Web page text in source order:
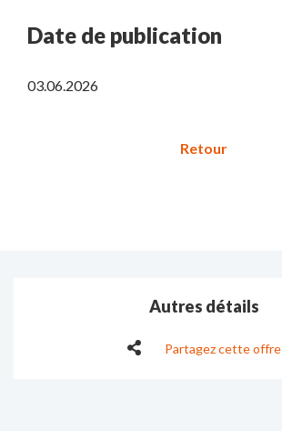
Date de publication
03.06.2026
Autres détails
Partagez cette offre